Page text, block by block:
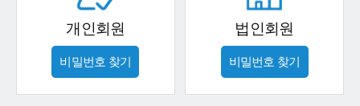
개인회원
비밀번호 찾기
법인회원
비밀번호 찾기